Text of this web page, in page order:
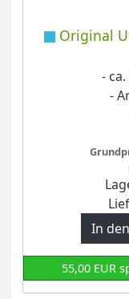
Original
-
-
In
55,00 EUR